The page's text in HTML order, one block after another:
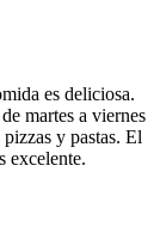
es deliciosa.
martes a viernes
y pastas. El
excelente.